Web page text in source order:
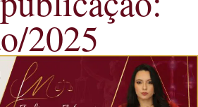
2025